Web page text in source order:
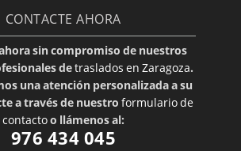
CONTACTE AHORA
sin compromiso de nuestros
detraslados en Zaragoza.
una atención personalizada a su
a través de nuestro formulario de
contactoo llámenos al:
976 434 045